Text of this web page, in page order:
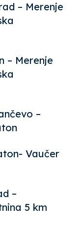
– Merenje
– Merenje
–
Vaučer
–
5 km